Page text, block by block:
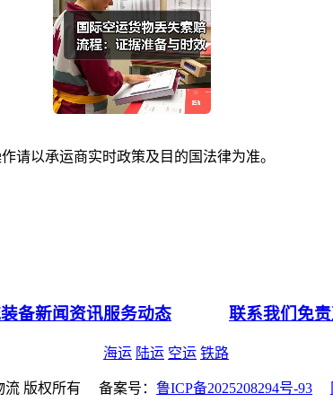
请以承运商实时政策及目的国法律为准。
备新闻资讯服务动态
海运 陆运 空运 铁路
联系我们免
流 版权所有 备案号： 鲁ICP备2025208294号-93